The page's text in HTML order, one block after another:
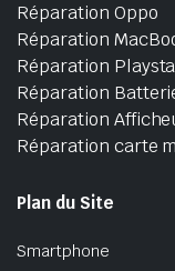
Réparation Oppo
Réparation
Réparation
Réparation
Réparation
Réparation carte
Plan du Site
Smartphone